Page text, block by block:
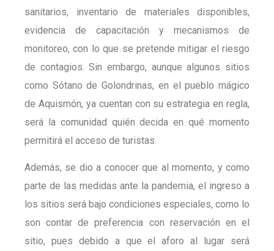
sanitarios, inventario de materiales disponibles,
evidencia de capacitación y mecanismos de
monitoreo, con lo que se pretende mitigar el riesgo
de contagios. Sin embargo, aunque algunos sitios
como Sótano de Golondrinas, en el pueblo mágico
de Aquismón, ya cuentan con su estrategia en regla,
será la comunidad quién decida en qué momento
permitirá el acceso de turistas.
Además, se dio a conocer que al momento, y como
parte de las medidas ante la pandemia, el ingreso a
los sitios será bajo condiciones especiales, como lo
son contar de preferencia con reservación en el
sitio, pues debido a que el aforo al lugar será